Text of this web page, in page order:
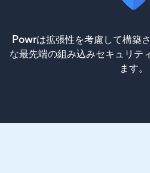
Powrは拡張性を考慮して構築
な最先端の組み込みセキュリテ
ます。